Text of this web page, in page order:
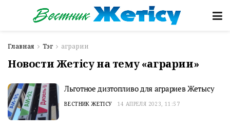
Главная Тэг аграрии
Новости Жетісу на тему «аграрии»
Льготное дизтопливо для аграриев Жетысу
ВЕСТНИК ЖЕТІСУ 14 АПРЕЛЯ 2023, 11:57